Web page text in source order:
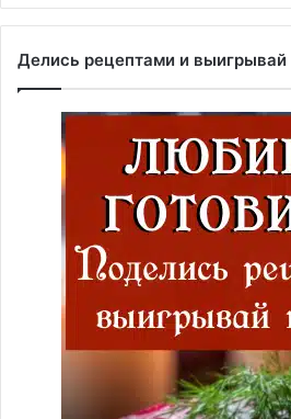
Делись рецептами и выигрывай